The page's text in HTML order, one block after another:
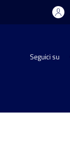
Seguici su